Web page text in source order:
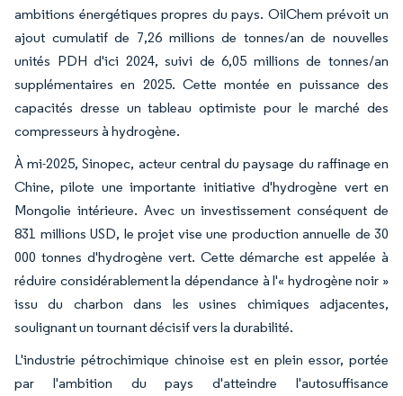
ambitions énergétiques propres du pays. OilChem prévoit un
ajout cumulatif de 7,26 millions de tonnes/an de nouvelles
unités PDH d'ici 2024, suivi de 6,05 millions de tonnes/an
supplémentaires en 2025. Cette montée en puissance des
capacités dresse un tableau optimiste pour le marché des
compresseurs à hydrogène.
À mi-2025, Sinopec, acteur central du paysage du raffinage en
Chine, pilote une importante initiative d'hydrogène vert en
Mongolie intérieure. Avec un investissement conséquent de
831 millions USD, le projet vise une production annuelle de 30
000 tonnes d'hydrogène vert. Cette démarche est appelée à
réduire considérablement la dépendance à l'« hydrogène noir »
issu du charbon dans les usines chimiques adjacentes,
soulignant un tournant décisif vers la durabilité.
L'industrie pétrochimique chinoise est en plein essor, portée
par l'ambition du pays d'atteindre l'autosuffisance